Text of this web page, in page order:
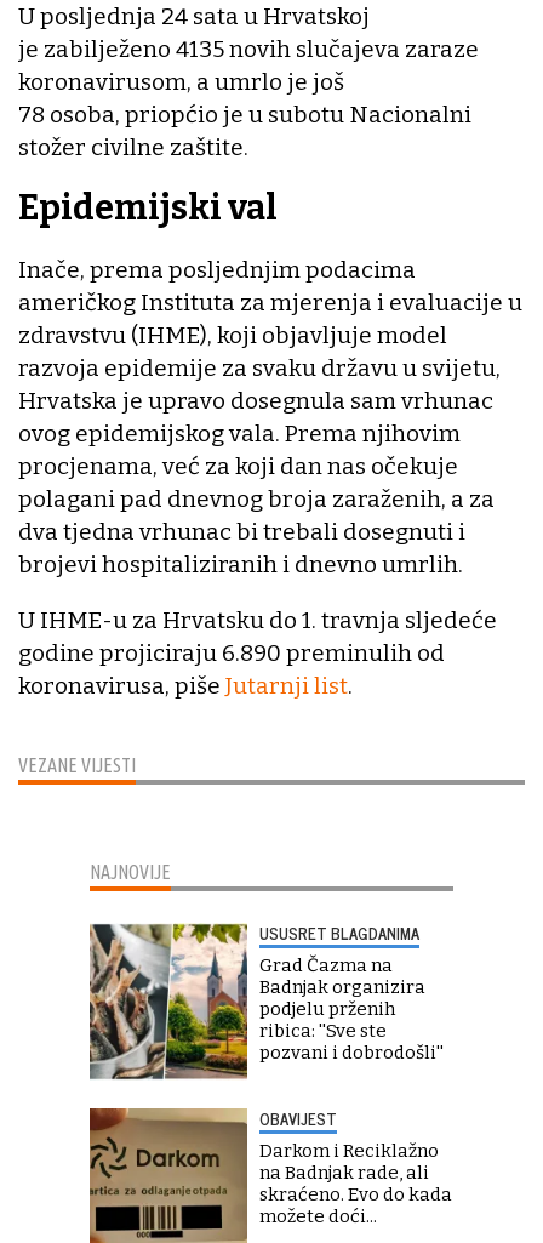
VEZANE VIJESTI
U posljednja 24 sata u Hrvatskoj
je zabilježeno 4135 novih slučajeva zaraze
koronavirusom, a umrlo je još
78 osoba, priopćio je u subotu Nacionalni
stožer civilne zaštite.
Epidemijski val
Inače, prema posljednjim podacima
američkog Instituta za mjerenja i evaluacije u
zdravstvu (IHME), koji objavljuje model
razvoja epidemije za svaku državu u svijetu,
Hrvatska je upravo dosegnula sam vrhunac
ovog epidemijskog vala. Prema njihovim
procjenama, već za koji dan nas očekuje
polagani pad dnevnog broja zaraženih, a za
dva tjedna vrhunac bi trebali dosegnuti i
brojevi hospitaliziranih i dnevno umrlih.
U IHME-u za Hrvatsku do 1. travnja sljedeće
godine projiciraju 6.890 preminulih od
koronavirusa, piše Jutarnji list.
NAJNOVIJE
USUSRET BLAGDANIMA
Grad Čazma na
Badnjak organizira
podjelu prženih
ribica: ''Sve ste
pozvani i dobrodošli''
OBAVIJEST
Darkom i Reciklažno
na Badnjak rade, ali
skraćeno. Evo do kada
možete doći...